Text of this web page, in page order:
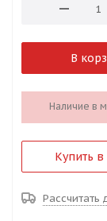
В
Наличие в
Купить в
Рассчитать